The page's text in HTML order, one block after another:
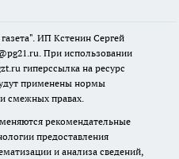
ИП Кстенин Сергей
При использовании
гиперссылка на ресурс
применены нормы
смежных правах.
рекомендательные
предоставления
и анализа сведений,